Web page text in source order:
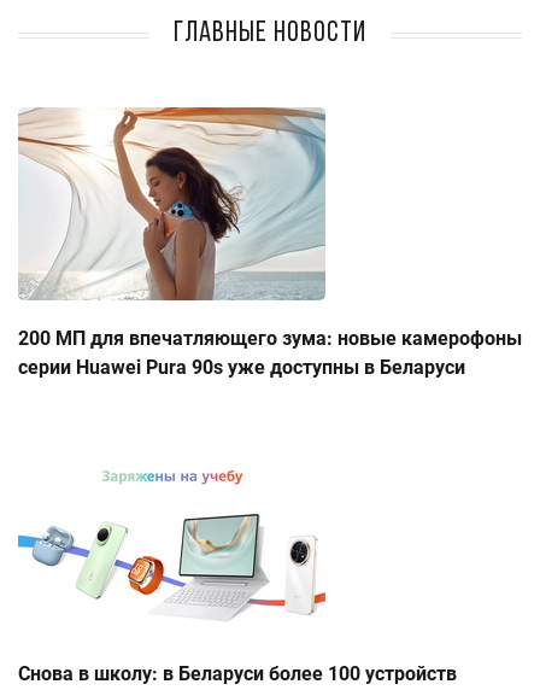
Главные новости
200 МП для впечатляющего зума: новые камерофоны
серии Huawei Pura 90s уже доступны в Беларуси
Снова в школу: в Беларуси более 100 устройств